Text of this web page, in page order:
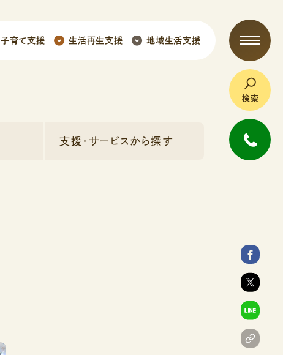
子育て支援 生活再生支援 地域生活支援
検索
支援・サービスから探す